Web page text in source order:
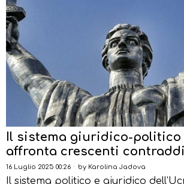
Il sistema giuridico-politico
affronta crescenti
16 Luglio 2025 00:26 by Karolina Jadova
Il sistema politico e giuridico